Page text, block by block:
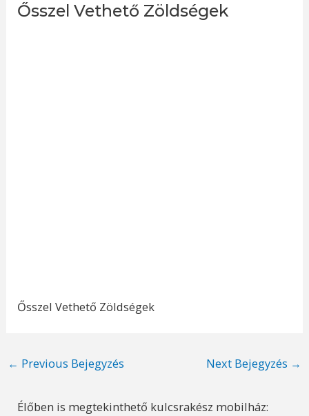
Ősszel Vethető Zöldségek
Ősszel Vethető Zöldségek
Post
← Previous Bejegyzés Next Bejegyzés →
Élőben is megtekinthető kulcsrakész mobilház: